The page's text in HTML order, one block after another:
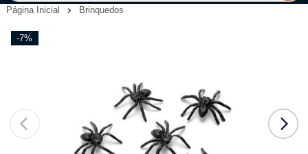
Página Inicial Brinquedos
-7%